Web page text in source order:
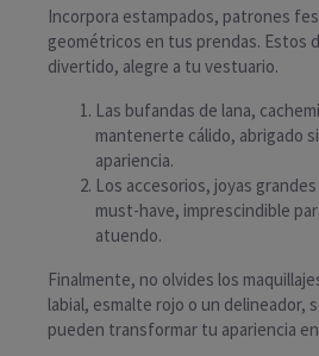
Incorpora estampados, patrones
geométricos en tus prendas. Estos
divertido, alegre a tu vestuario.
Las bufandas de lana,
mantenerte cálido, abrigado
apariencia.
Los accesorios, joyas
must-have, imprescindible
atuendo.
Finalmente, no olvides los
labial, esmalte rojo o un delineador,
pueden transformar tu apariencia